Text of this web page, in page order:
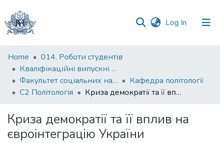
Log In (current)
Communities
&
Collections
Statistics
Home
014. Роботи студентів
Кваліфікаційні випускні роботи здобувачів вищої освіти бакалаврських програм
Факультет соціальних наук і соціальних технологій
Кафедра політології
С2 Політологія
Криза демократії та її вплив на євроінтеграцію України
Криза демократії та її вплив на
євроінтеграцію України